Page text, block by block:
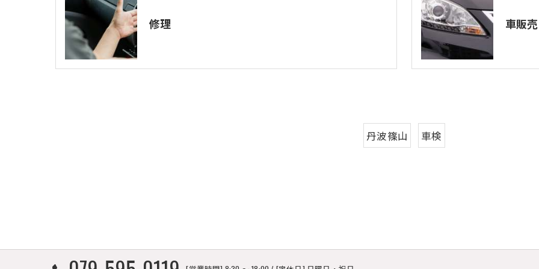
修理 車販売
丹波篠山 車検